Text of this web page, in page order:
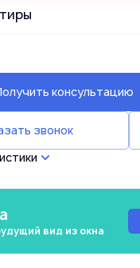
консультацию
звонок
вид из окна